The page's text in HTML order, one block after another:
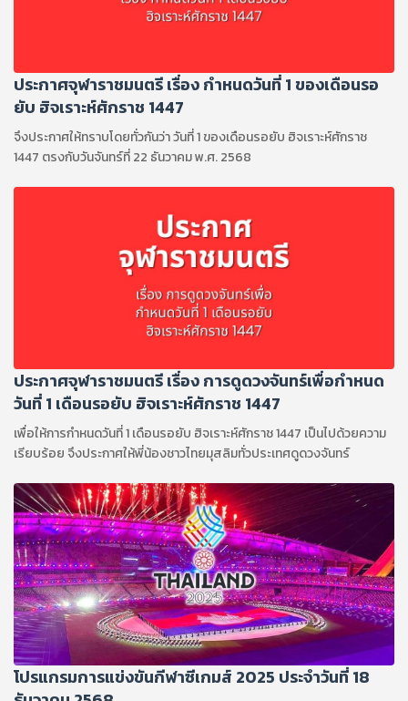
ประกาศจุฬาราชมนตรี เรื่อง กำหนดวันที่ 1 ของเดือนรอ
ยับ ฮิจเราะห์ศักราช 1447
จึงประกาศให้ทราบโดยทั่วกันว่า วันที่ 1 ของเดือนรอยับ ฮิจเราะห์ศักราช
1447 ตรงกับวันจันทร์ที่ 22 ธันวาคม พ.ศ. 2568
ประกาศจุฬาราชมนตรี เรื่อง การดูดวงจันทร์เพื่อกำหนด
วันที่ 1 เดือนรอยับ ฮิจเราะห์ศักราช 1447
เพื่อให้การกำหนดวันที่ 1 เดือนรอยับ ฮิจเราะห์ศักราช 1447 เป็นไปด้วยความ
เรียบร้อย จึงประกาศให้พี่น้องชาวไทยมุสลิมทั่วประเทศดูดวงจันทร์
โปรแกรมการแข่งขันกีฬาซีเกมส์ 2025 ประจำวันที่ 18